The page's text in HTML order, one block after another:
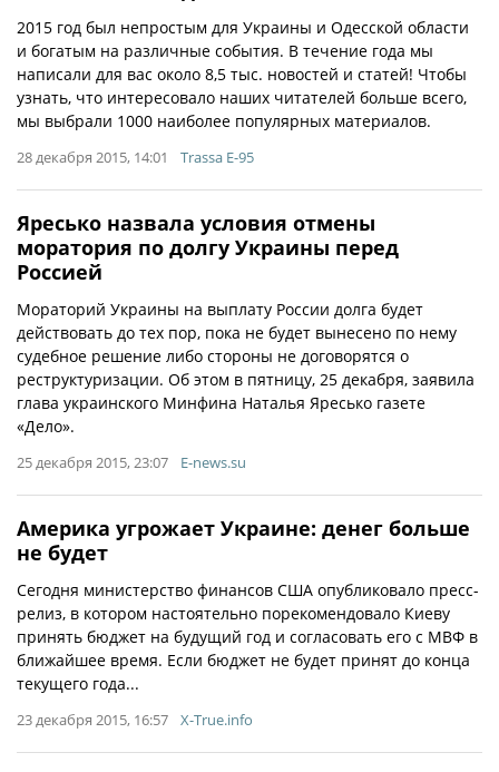
2015 год был непростым для Украины и Одесской области
и богатым на различные события. В течение года мы
написали для вас около 8,5 тыс. новостей и статей! Чтобы
узнать, что интересовало наших читателей больше всего,
мы выбрали 1000 наиболее популярных материалов.
28 декабря 2015, 14:01 Trassa E-95
Яресько назвала условия отмены
моратория по долгу Украины перед
Россией
Мораторий Украины на выплату России долга будет
действовать до тех пор, пока не будет вынесено по нему
судебное решение либо стороны не договорятся о
реструктуризации. Об этом в пятницу, 25 декабря, заявила
глава украинского Минфина Наталья Яресько газете
«Дело».
25 декабря 2015, 23:07 E-news.su
Америка угрожает Украине: денег больше
не будет
Сегодня министерство финансов США опубликовало пресс-
релиз, в котором настоятельно порекомендовало Киеву
принять бюджет на будущий год и согласовать его с МВФ в
ближайшее время. Если бюджет не будет принят до конца
текущего года...
23 декабря 2015, 16:57 X-True.info